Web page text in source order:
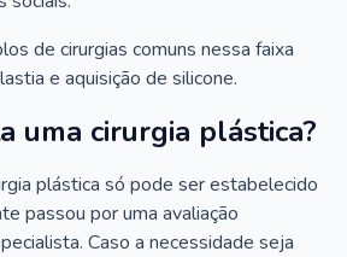
de cirurgias comuns nessa faixa
e aquisição de silicone.
uma cirurgia plástica?
plástica só pode ser estabelecido
passou por uma avaliação
Caso a necessidade seja